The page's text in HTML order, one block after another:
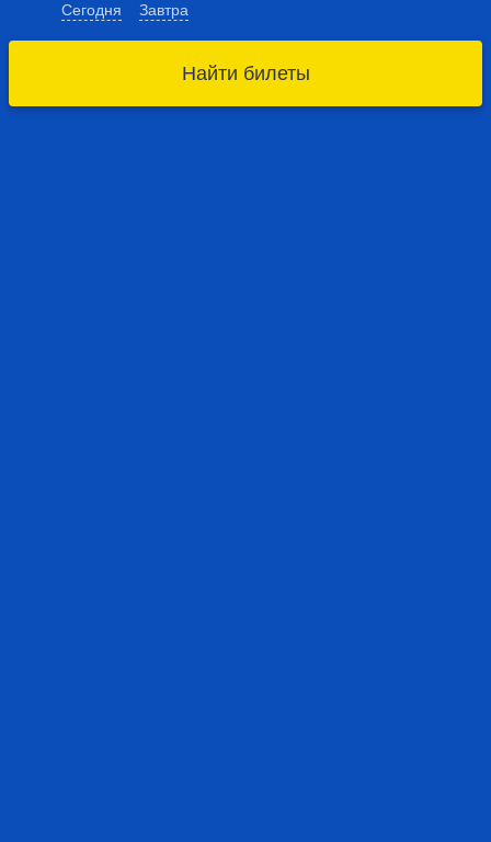
Сегодня Завтра
Найти билеты